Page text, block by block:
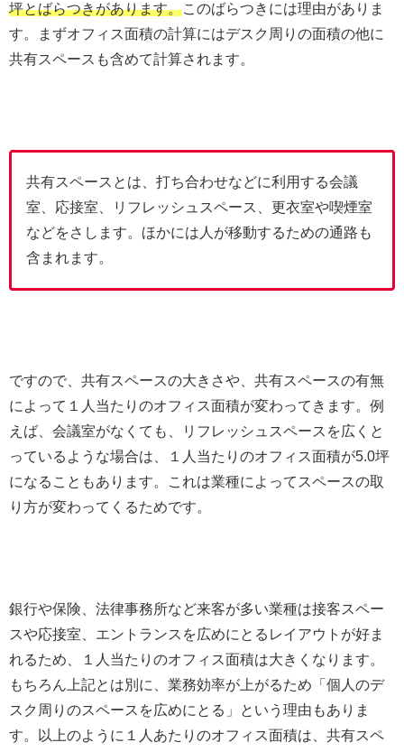
坪とばらつきがあります。このばらつきには理由がありま
す。まずオフィス面積の計算にはデスク周りの面積の他に
共有スペースも含めて計算されます。
共有スペースとは、打ち合わせなどに利用する会議
室、応接室、リフレッシュスペース、更衣室や喫煙室
などをさします。ほかには人が移動するための通路も
含まれます。
ですので、共有スペースの大きさや、共有スペースの有無
によって１人当たりのオフィス面積が変わってきます。例
えば、会議室がなくても、リフレッシュスペースを広くと
っているような場合は、１人当たりのオフィス面積が5.0坪
になることもあります。これは業種によってスペースの取
り方が変わってくるためです。
銀行や保険、法律事務所など来客が多い業種は接客スペー
スや応接室、エントランスを広めにとるレイアウトが好ま
れるため、１人当たりのオフィス面積は大きくなります。
もちろん上記とは別に、業務効率が上がるため「個人のデ
スク周りのスペースを広めにとる」という理由もありま
す。以上のように１人あたりのオフィス面積は、共有スペ